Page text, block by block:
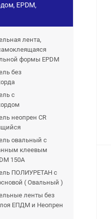
EPDM,
лента,
формы EPDM
без
с
неопрен CR
овальный с
клеевым
150A
ПОЛИУРЕТАН с
( Овальный )
ленты без
ЕПДМ и Неопрен